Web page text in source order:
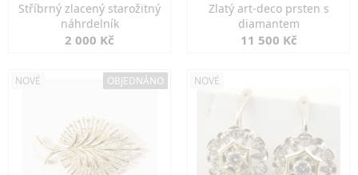
Stříbrný zlacený starožitný
náhrdelník
2 000 Kč
Zlatý art-deco prsten s
diamantem
11 500 Kč
NOVÉ OBJEDNÁNO NOVÉ